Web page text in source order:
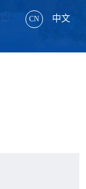
CN 中文